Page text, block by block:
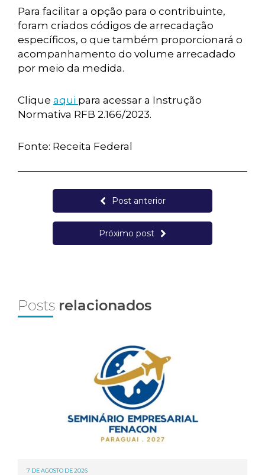
Para facilitar a opção para o contribuinte,
foram criados códigos de arrecadação
específicos, o que também proporcionará o
acompanhamento do volume arrecadado
por meio da medida.
Clique aqui para acessar a Instrução
Normativa RFB 2.166/2023.
Fonte: Receita Federal
Post anterior
Próximo post
Posts relacionados
7 DE AGOSTO DE 2026